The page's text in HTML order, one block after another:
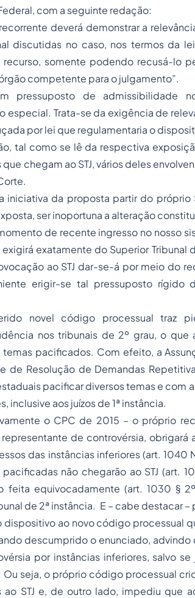
com a seguinte redação:
deverá demonstrar a
discutidas no caso, nos termos da
recurso, somente podendo recusá-lo
competente para o julgamento”.
pressuposto de admissibilidade
especial. Trata-se da exigência de
por lei que regulamentaria o
tal como se lê da respectiva
chegam ao STJ, vários deles
iniciativa da proposta partir do próprio
ser inoportuna a alteração
de recente ingresso no nosso
exatamente do Superior Tribunal
ao STJ dar-se-á por meio do
erigir-se tal pressuposto rígido
novel código processual traz
nos tribunais de 2º grau, o que
temas pacificados. Com efeito, a
de Resolução de Demandas
pacificar diversos temas e com
inclusive aos juízos de 1ª instância.
o CPC de 2015 – o próprio
de controvérsia, obrigará
das instâncias inferiores (art. 1040
não chegarão ao STJ (art.
feita equivocadamente (art. 1030 §
de 2ª instância. E – cabe destacar –
dispositivo ao novo código processual
descumprido o enunciado,
por instâncias inferiores, salvo
Ou seja, o próprio código processual
ao STJ e, de outro lado, impediu que